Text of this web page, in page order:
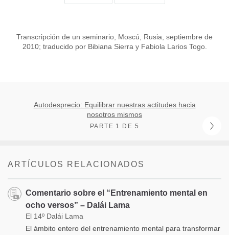
Transcripción de un seminario, Moscú, Rusia, septiembre de
2010; traducido por Bibiana Sierra y Fabiola Larios Togo.
Autodesprecio: Equilibrar nuestras actitudes hacia
nosotros mismos
PARTE 1 DE 5
ARTÍCULOS RELACIONADOS
Comentario sobre el “Entrenamiento mental en
ocho versos” – Dalái Lama
El 14º Dalái Lama
El ámbito entero del entrenamiento mental para transformar